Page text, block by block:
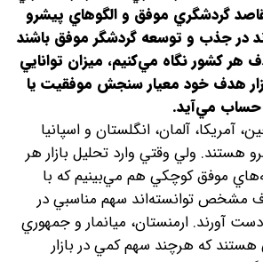
گردشگري موفق و الگوهاي پيشرو
در جذب و توسعه گردشگر موفق باشند
هر کشور نگاه مي‌کنيم، ميزان توانايي
هدف خود معيار سنجش موفقيت يا
مي‌آيد.
آمريکا، آلمان، انگلستان و اسپانيا
هستند. ولي وقتي وارد تحليل بازار هر
موفق کوچکي هم مي‌بينيم که با
مشخص توانسته‌‌اند سهم مناسبي در
آورند. ارمنستان، ميانمار و جمهوري
هستند که هرچند سهم کمي در بازار